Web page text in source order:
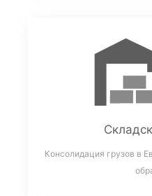
Консолидация грузов в